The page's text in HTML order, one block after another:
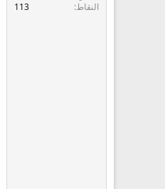
ع
النقاط
113